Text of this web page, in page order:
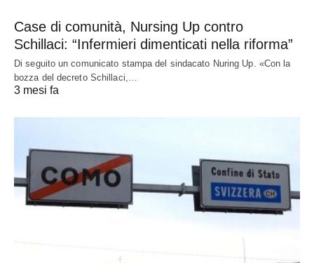
Case di comunità, Nursing Up contro
Schillaci: “Infermieri dimenticati nella riforma”
Di seguito un comunicato stampa del sindacato Nuring Up. «Con la
bozza del decreto Schillaci,…
3 mesi fa